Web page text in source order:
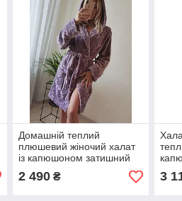
Домашній теплий
плюшевий жіночий халат
із капюшоном затишний
універсальному розмірі 42
2 490₴
8311
3